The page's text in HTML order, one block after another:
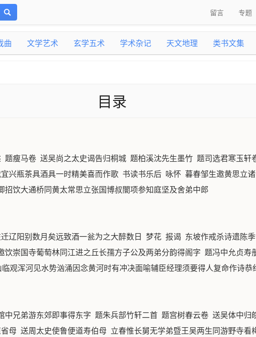
留言 专题
曲 文学艺术 玄学五术 学术杂记 天文地理 类书文集
目录
瘦马卷 送吴尚之太史谒告归桐城 题柏溪沈先生墨竹 题司选君寒玉轩
兴瓶茶具酒具一时精美喜而作歌 书读书乐后 咏怀 暮春邹生邀黄思立
饮大通桥同黄太常思立张国博叔闇项参知庭坚及舍弟中郎
辽阳别数月矣远致酒一瓮为之大醉数日 梦花 报谒 东坡作戒杀诗遗陈
崇国寺葡萄林同江进之丘长孺方子公及两弟分韵得阁字 题冯中允贞寿
观浑河见水势汹涌因念黄河时有冲决面喻辅臣经理须要得人复命作诗恭
兄弟游东郊即事得东字 题朱兵部竹轩二首 题宫树春云卷 送吴体中归
母 送周太史使鲁便道寿伯母 立春惟长舅无学弟暨王吴两生同游野寺看